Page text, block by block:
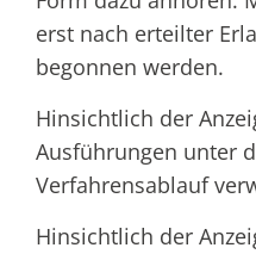
erst nach erteilter
begonnen werden.
Hinsichtlich der
Ausführungen unter
Verfahrensablauf
Hinsichtlich der